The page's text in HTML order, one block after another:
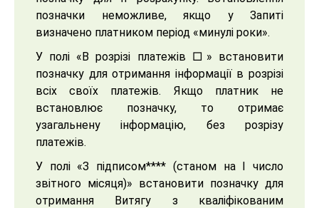
позначки неможливе, якщо у Запиті
визначено платником період «минулі роки».
У полі «В розрізі платежів □» встановити
позначку для отримання інформації в розрізі
всіх своїх платежів. Якщо платник не
встановлює позначку, то отримає
узагальнену інформацію, без розрізу
платежів.
У полі «З підписом**** (станом на І число
звітного місяця)» встановити позначку для
отримання Витягу з кваліфікованим